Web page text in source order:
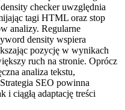
checker uwzględnia
tagi HTML oraz stop
analizy. Regularne
density wspiera
pozycję w wynikach
ruch na stronie. Oprócz
analiza tekstu,
SEO powinna
i ciągłą adaptację treści